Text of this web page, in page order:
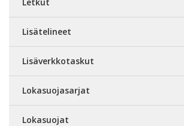
Lisätelineet
Lisäverkkotaskut
Lokasuojasarjat
Lokasuojat